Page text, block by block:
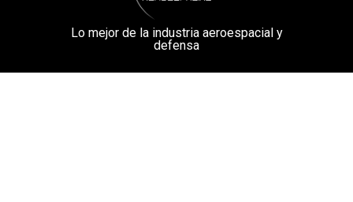
Lo mejor de la industria aeroespacial y
defensa